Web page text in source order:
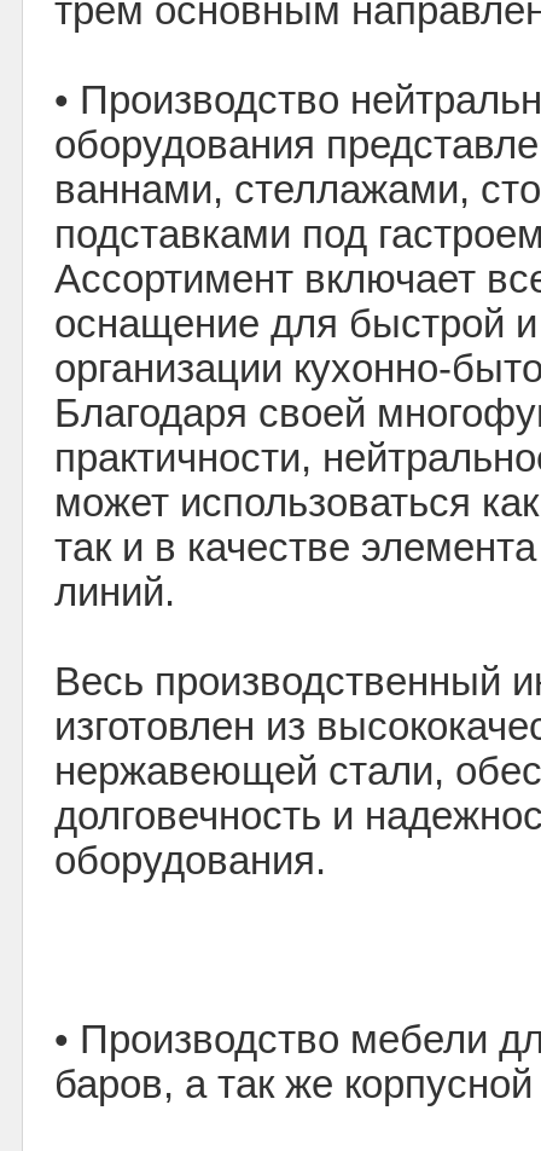
трём основным
• Производство
оборудования
ваннами, стеллажами,
подставками под
Ассортимент включает
оснащение для быстрой и
организации кухонно-
Благодаря своей
практичности,
может использоваться
так и в качестве
линий.
Весь производственный
изготовлен из
нержавеющей стали,
долговечность и
оборудования.
• Производство мебели
баров, а так же